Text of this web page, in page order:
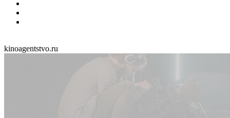
kinoagentstvo.ru